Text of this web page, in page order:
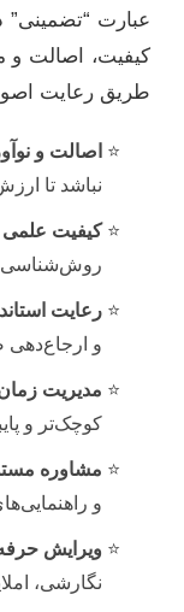
عبارت “تضمینی”
کیفیت، اصالت و
طریق رعایت
اصالت و
نباشد تا
کیفیت علمی
روش‌شناسی
رعایت
و ارجاع‌دهی
مدیریت
کوچک‌تر و
مشاوره
و
ویرایش
نگارشی،